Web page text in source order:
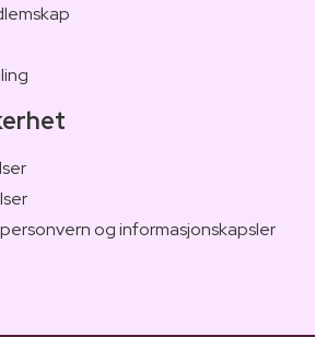
og informasjonskapsler